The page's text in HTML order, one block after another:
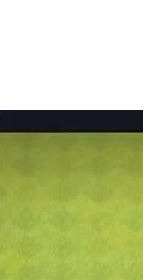
progression.
(destroy
(healing